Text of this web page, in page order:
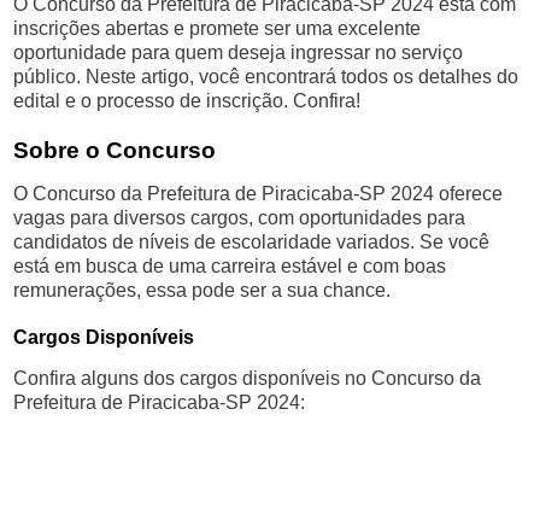
O Concurso da Prefeitura de Piracicaba-SP 2024 está com
inscrições abertas e promete ser uma excelente
oportunidade para quem deseja ingressar no serviço
público. Neste artigo, você encontrará todos os detalhes do
edital e o processo de inscrição. Confira!
Sobre o Concurso
O Concurso da Prefeitura de Piracicaba-SP 2024 oferece
vagas para diversos cargos, com oportunidades para
candidatos de níveis de escolaridade variados. Se você
está em busca de uma carreira estável e com boas
remunerações, essa pode ser a sua chance.
Cargos Disponíveis
Confira alguns dos cargos disponíveis no Concurso da
Prefeitura de Piracicaba-SP 2024: